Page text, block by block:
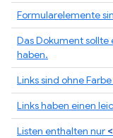
Formularelemente
Das Dokument
haben.
Links sind ohne
Links haben einen
Listen enthalten nur